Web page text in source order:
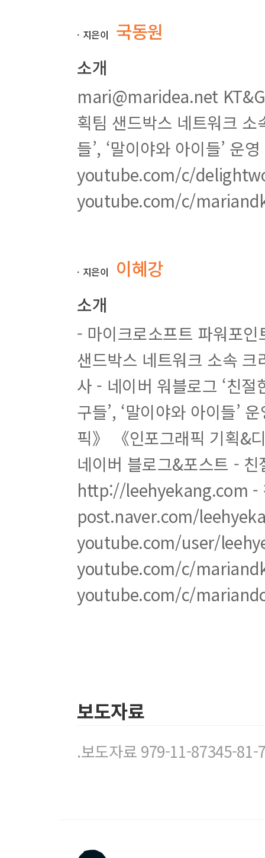
[ 무작정 따라하기 05 ] 유튜브에 바로 다운로드하는
[ 무작정 따라하기 06 ] 유튜브에서 영상을 고화질로
Part 03 유튜브 채널 개설과 브랜딩 및 수익 창출
01 구글 계정 설정 및 유튜브 채널 개설
1 구글 계정 설정
잠 깐 만 요 새로 유튜브 채널을 만들 때 유의할 점
[ 무작정 따라하기 07 ] 구글에 가입하여 계정 만들기
잠 깐 만 요 [계정 만들기]가 보이지 않는 경우
2 유튜브 채널 개설
잠 깐 만 요 다른 크리에이터와 소통하고 싶다면
[ 무작정 따라하기 09 ] 채널 이름 변경하기
잠 깐 만 요 채널 이름의 닉네임 추가하기
02 유튜브 채널 브랜딩 방법
1 채널 콘셉트 설정
[ 무작정 따라하기 11 ] 채널 아이콘 추가하기
[ 무작정 따라하기 12 ] 파워포인트를 활용해 채널
[ 무작정 따라하기 13 ] 채널 홈 레이아웃 구성하기
잠 깐 만 요 채널 홈 화면 ‘채널 예고편’의 특징
[ 무작정 따라하기 14 ] 재생목록 항목을 섹션에 추가
잠 깐 만 요 다른 사람의 재생목록을 내 채널 홈에 추
[ 무작정 따라하기 15 ] 채널 자체를 추천하기
[ 무작정 따라하기 16 ] 채널을 원하는 언어로 번역하
잠 깐 만 요 채널 기본 언어를 ‘영어’로 설정하고 ‘한
03 수익 창출을 위한 기본 설정
1 수익 창출 기능 활성화
[ 무작정 따라하기 17 ] 채널에서 수익 창출 기능 활
2 애드센스 가입 후 유튜브에 연결
[ 무작정 따라하기 18 ] 애드센스에 가입하고 승인 받
3 PIN 번호 요청하여 발급
4 PIN 번호 수령 후 등록
5 수익 지급
[ 무작정 따라하기 19 ] 애드센스에서 수익 지급받기
잠 깐 만 요 지급 기준액을 상향 조정하여 수수료 절
2 비공개로 업로드하는 이유
[ 무작정 따라하기 20 ] 동영상 업로드 시 ‘공개’ 또는
3 업로드 기본 설정 지정
ㆍ지은이 국동원
소개
mari@maridea.net KT&G
획팀 샌드박스 네트워크
들’, ‘말이야와 아이들’ 운
youtube.com/c/
youtube.com/c/
ㆍ지은이 이혜강
소개
- 마이크로소프트 파워포
샌드박스 네트워크 소속
사 - 네이버 워블로그 ‘친절
구들’, ‘말이야와 아이들’
픽》 《인포그래픽 기획&
네이버 블로그&포스트 -
http://leehyekang.com -
post.naver.com/
youtube.com/user/
youtube.com/c/
youtube.com/c/
보도자료
.보도자료 979-11-87345-